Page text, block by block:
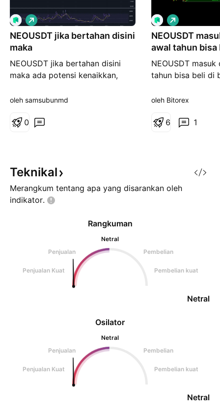
NEOUSDT jika bertahan disini
maka
NEOUSDT jika bertahan disini
maka ada potensi kenaikkan,
tidak ada, tapi secara teknikal
pola saat ini hampir sama dengan
P
e
m
e
l
i
a
oleh samsubunmd
0
NEOUSDT
awal tahun bisa
upside 131%
NEOUSDT
tahun bisa beli di
Harga Buy/Sell
Biru berarti Sell
Harga TP 2
P
e
m
b
e
l
i
a
oleh Bitorex
1
6
Teknikal
Merangkum tentang apa yang disarankan oleh
indikator.
Osilator
Netral
Penjualan
Pembelian
Penjualan Kuat Pembelian kuat
Netral
Rangkuman
Netral
Penjualan
Pembelian
Penjualan Kuat Pembelian kuat
Netral